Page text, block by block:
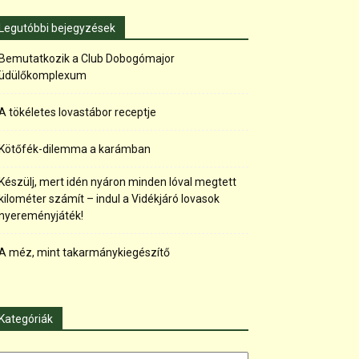
bejegyzések
a Club Dobogómajor
tökéletes lovastábor receptje
dilemma a karámban
mert idén nyáron minden lóval megtett
számít – indul a Vidékjáró lovasok
méz, mint takarmánykiegészítő